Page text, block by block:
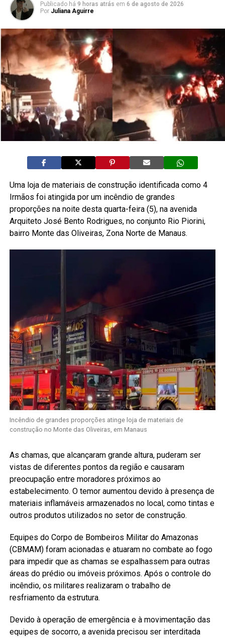
Publicado há 9 horas atrás em 6 de agosto de 2026
Por Juliana Aguirre
Uma loja de materiais de construção identificada como 4
Irmãos foi atingida por um incêndio de grandes
proporções na noite desta quarta-feira (5), na avenida
Arquiteto José Bento Rodrigues, no conjunto Rio Piorini,
bairro Monte das Oliveiras, Zona Norte de Manaus.
Incêndio de grandes proporções atinge loja de materiais de
construção no Monte das Oliveiras, em Manaus
As chamas, que alcançaram grande altura, puderam ser
vistas de diferentes pontos da região e causaram
preocupação entre moradores próximos ao
estabelecimento. O temor aumentou devido à presença de
materiais inflamáveis armazenados no local, como tintas e
outros produtos utilizados no setor de construção.
Equipes do Corpo de Bombeiros Militar do Amazonas
(CBMAM) foram acionadas e atuaram no combate ao fogo
para impedir que as chamas se espalhassem para outras
áreas do prédio ou imóveis próximos. Após o controle do
incêndio, os militares realizaram o trabalho de
resfriamento da estrutura.
Devido à operação de emergência e à movimentação das
equipes de socorro, a avenida precisou ser interditada